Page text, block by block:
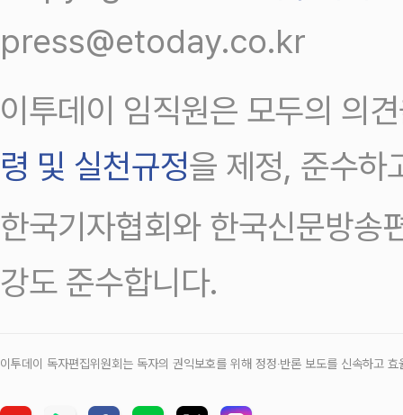
press@etoday.co.kr
이투데이 임직원은 모두의 의
령 및 실천규정을 제정, 준수하
한국기자협회와 한국신문방송
강도 준수합니다.
이투데이 독자편집위원회는 독자의 권익보호를 위해 정정‧반론 보도를 신속하고